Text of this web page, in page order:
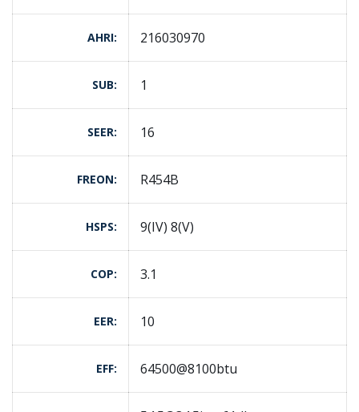
AHRI 216030970
SUB 1
SEER 16
FREON R454B
HSPS 9(IV) 8(V)
COP 3.1
EER 10
EFF 64500@8100btu